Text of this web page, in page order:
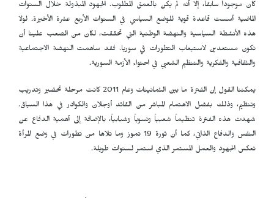
كان موجوداً سابقاً، إلا أنه لم يكن بالعمق المطلوب. الجهود المبذولة خلال السنوات
الماضية أسست قاعدة قوية للوضع السياسي في السنوات الأربع عشرة الأخيرة. لولا
هذه الأنشطة السياسية والنهضة الوطنية التي تحققت، لكان من الصعب علينا أن
نكون مستعدين لاستيعاب التطورات في سوريا. فقد ساهمت النهضة الاجتماعية
والثقافية والفكرية والتنظيم الشعبي في احتواء الأزمة السورية.
يمكننا القول إن الفترة ما بين الثمانينات وعام 2011 كانت مرحلة تحضير وتدريب
وتنظيم، وذلك بفضل الاهتمام المباشر من القائد أوجلان والكوادر في هذا السياق.
شهدت هذه الفترة تنظيماً شعبياً ونسوياً وشبابياً، بالإضافة إلى أهمية الدفاع عن
النفس والدفاع الذاتي، كما أن ثورة 19 تموز وما تلاها من تطورات في وضع المرأة
تعكس الجهود والعمل المستمر الذي استمر لسنوات طويلة.